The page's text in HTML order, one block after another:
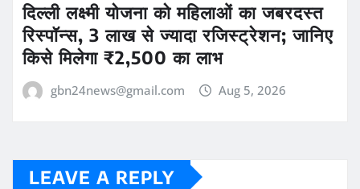
दिल्ली लक्ष्मी योजना को महिलाओं का जबरदस्त
रिस्पॉन्स, 3 लाख से ज्यादा रजिस्ट्रेशन; जानिए
किसे मिलेगा ₹2,500 का लाभ
gbn24news@gmail.com Aug 5, 2026
LEAVE A REPLY